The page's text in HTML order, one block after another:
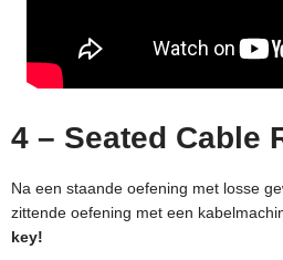
4 – Seated Cable
Na een staande oefening met losse
zittende oefening met een
key!